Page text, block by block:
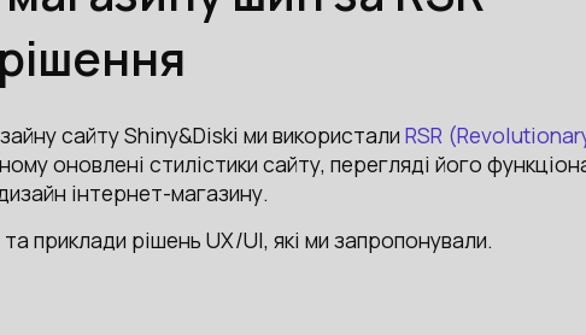
сайту Shiny&Diski ми використали RSR
оновлені стилістики сайту, перегляді його
інтернет-магазину.
приклади рішень UX/UI, які ми запропонували.